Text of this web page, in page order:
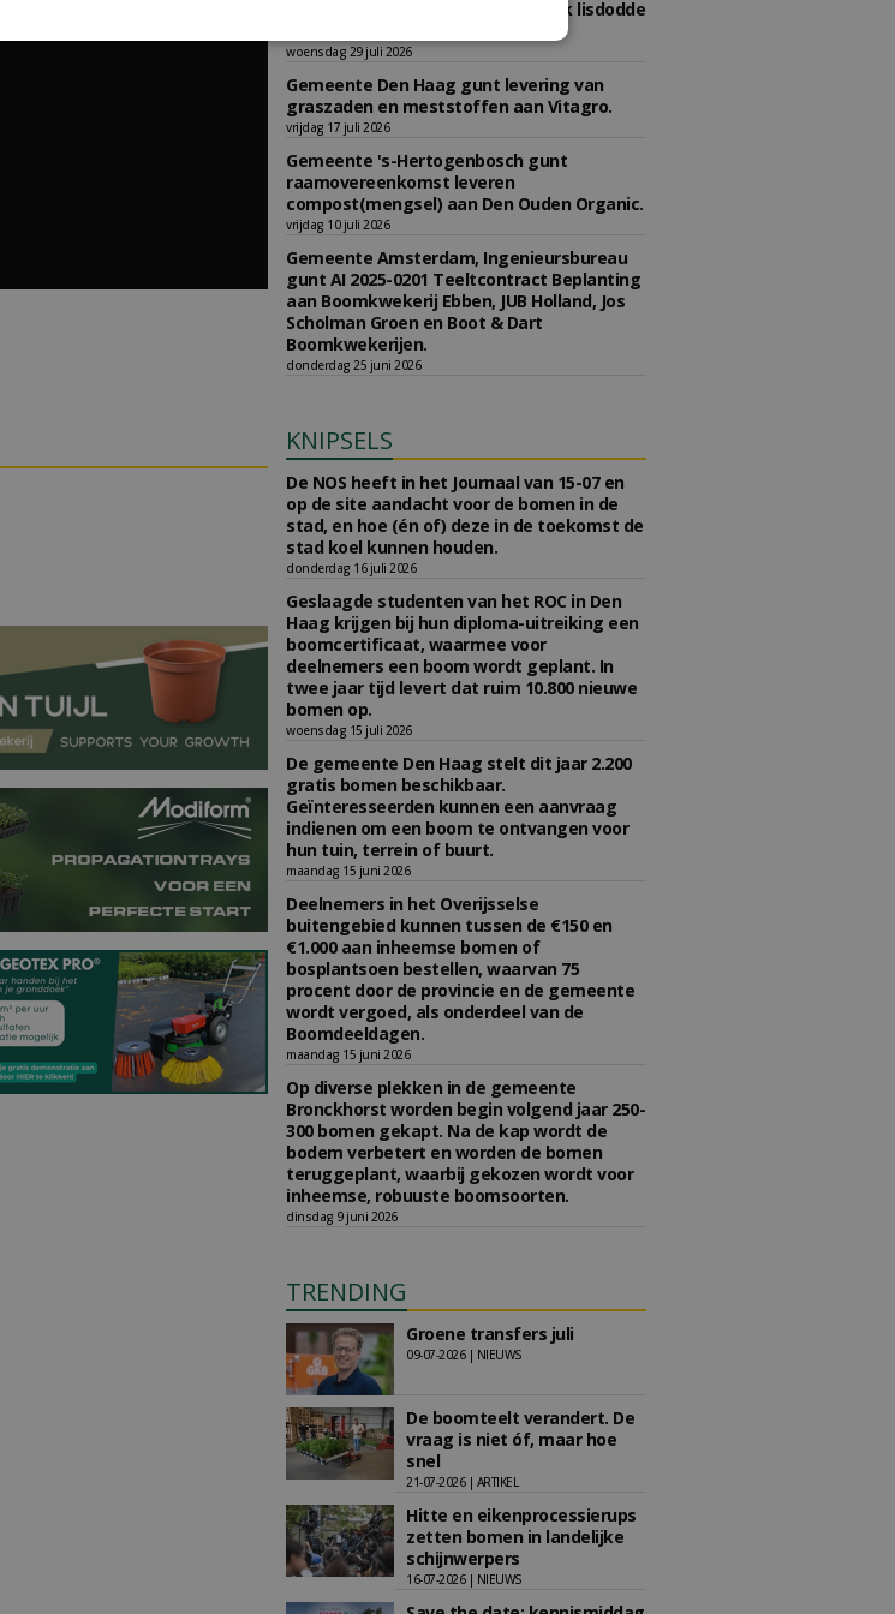
gunt AI 2020-0290 concessie kweek lisdodde
woensdag 29 juli 2026
Gemeente Den Haag gunt levering van
graszaden en meststoffen aan Vitagro.
vrijdag 17 juli 2026
Gemeente 's-Hertogenbosch gunt
raamovereenkomst leveren
compost(mengsel) aan Den Ouden Organic.
vrijdag 10 juli 2026
Gemeente Amsterdam, Ingenieursbureau
gunt AI 2025-0201 Teeltcontract Beplanting
aan Boomkwekerij Ebben, JUB Holland, Jos
Scholman Groen en Boot & Dart
Boomkwekerijen.
donderdag 25 juni 2026
KNIPSELS
De NOS heeft in het Journaal van 15-07 en
op de site aandacht voor de bomen in de
stad, en hoe (én of) deze in de toekomst de
stad koel kunnen houden.
donderdag 16 juli 2026
Geslaagde studenten van het ROC in Den
Haag krijgen bij hun diploma-uitreiking een
boomcertificaat, waarmee voor
deelnemers een boom wordt geplant. In
twee jaar tijd levert dat ruim 10.800 nieuwe
bomen op.
woensdag 15 juli 2026
De gemeente Den Haag stelt dit jaar 2.200
gratis bomen beschikbaar.
Geïnteresseerden kunnen een aanvraag
indienen om een boom te ontvangen voor
hun tuin, terrein of buurt.
maandag 15 juni 2026
Deelnemers in het Overijsselse
buitengebied kunnen tussen de €150 en
€1.000 aan inheemse bomen of
bosplantsoen bestellen, waarvan 75
procent door de provincie en de gemeente
wordt vergoed, als onderdeel van de
Boomdeeldagen.
maandag 15 juni 2026
Op diverse plekken in de gemeente
Bronckhorst worden begin volgend jaar 250-
300 bomen gekapt. Na de kap wordt de
bodem verbetert en worden de bomen
teruggeplant, waarbij gekozen wordt voor
inheemse, robuuste boomsoorten.
dinsdag 9 juni 2026
TRENDING
Groene transfers juli
09-07-2026 | NIEUWS
De boomteelt verandert. De
vraag is niet óf, maar hoe
snel
21-07-2026 | ARTIKEL
Hitte en eikenprocessierups
zetten bomen in landelijke
schijnwerpers
16-07-2026 | NIEUWS